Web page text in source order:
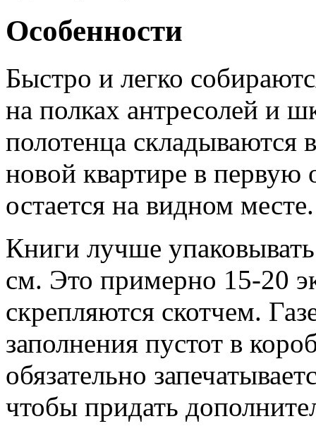
Особенности
Быстро и легко
на полках антресолей и
полотенца складываются
новой квартире в первую
остается на видном месте.
Книги лучше
см. Это примерно 15-20
скрепляются скотчем.
заполнения пустот в
обязательно
чтобы придать